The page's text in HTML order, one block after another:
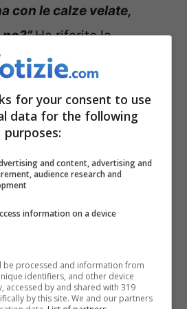
con le calze velate,
Ha riferito la
i commenti social a
le
viene costretta a
coprenti e vestiti senza
tutte le altre sono
non può difendersi, lo
body shaming a Micol
vestirsi tutta coperta e
for your consent to use
data for the following
purposes:
and content, advertising and
audience research and
information on a device
be processed and information from
identifiers, and other device
accessed by and shared with 319
by this site. We and our partners